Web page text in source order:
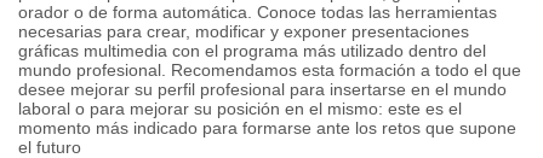
orador o de forma automática. Conoce todas las herramientas
necesarias para crear, modificar y exponer presentaciones
gráficas multimedia con el programa más utilizado dentro del
mundo profesional. Recomendamos esta formación a todo el que
desee mejorar su perfil profesional para insertarse en el mundo
laboral o para mejorar su posición en el mismo: este es el
momento más indicado para formarse ante los retos que supone
el futuro